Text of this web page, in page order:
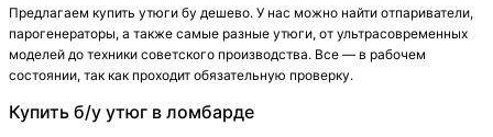
Предлагаем купить утюги бу дешево. У нас можно найти отпариватели,
парогенераторы, а также самые разные утюги, от ультрасовременных
моделей до техники советского производства. Все — в рабочем
состоянии, так как проходит обязательную проверку.
Купить б/у утюг в ломбарде